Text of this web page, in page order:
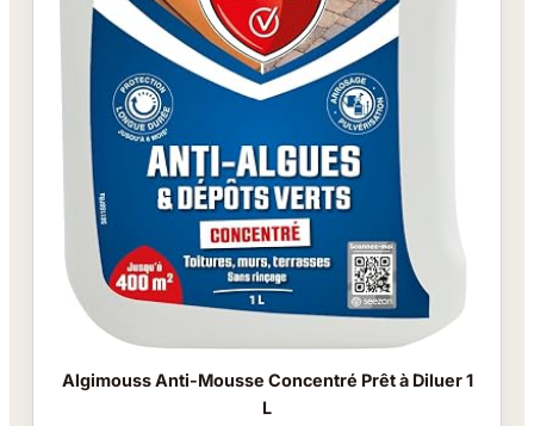
Algimouss Anti-Mousse Concentré Prêt à Diluer 1
L